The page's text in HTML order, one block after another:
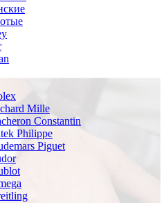
Mille
Constantin
Philippe
Piguet